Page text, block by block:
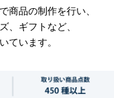
商品の制作を行い、
、ギフトなど、
ています。